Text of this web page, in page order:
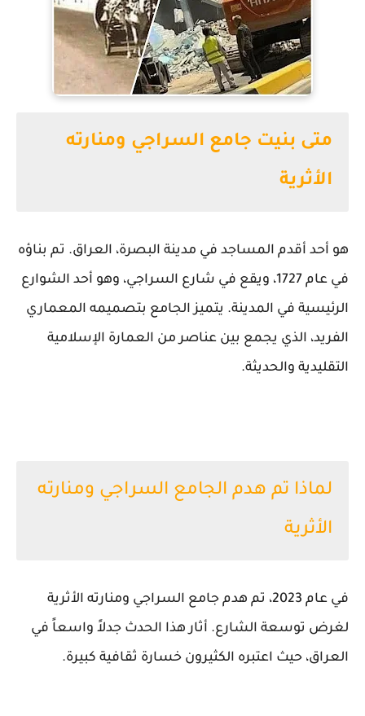
متى بنيت جامع السراجي ومنارته
الأثرية
هو أحد أقدم المساجد في مدينة البصرة، العراق. تم بناؤه
في عام 1727، ويقع في شارع السراجي، وهو أحد الشوارع
الرئيسية في المدينة. يتميز الجامع بتصميمه المعماري
الفريد، الذي يجمع بين عناصر من العمارة الإسلامية
التقليدية والحديثة.
لماذا تم هدم الجامع السراجي ومنارته
الأثرية
في عام 2023، تم هدم جامع السراجي ومنارته الأثرية
لغرض توسعة الشارع. أثار هذا الحدث جدلاً واسعاً في
العراق، حيث اعتبره الكثيرون خسارة ثقافية كبيرة.